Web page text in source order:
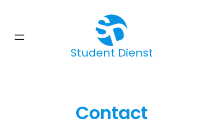
de
Student Dienst
Contact